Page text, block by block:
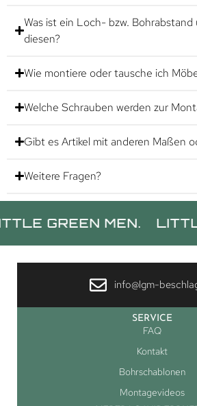
Was ist ein Loch- bzw. Bohrabstand
diesen?
Wie montiere oder tausche ich
Welche Schrauben werden zur
Gibt es Artikel mit anderen Maßen
Weitere Fragen?
MEN. LITTLE
info@lgm-
SERVICE
FAQ
Kontakt
Bohrschablonen
Montagevideos